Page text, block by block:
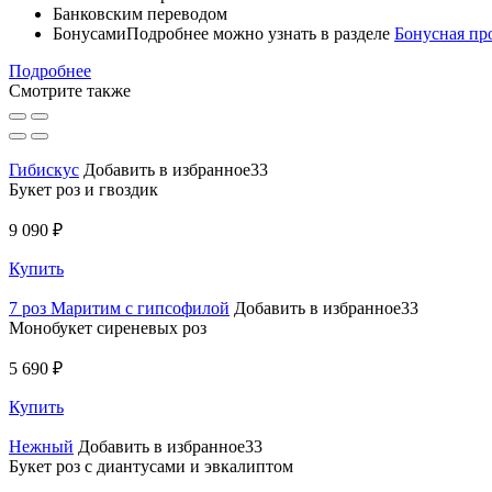
Банковским переводом
БонусамиПодробнее можно узнать в разделе Бонусная
Подробнее
Смотрите также
Гибискус Добавить в избранное33
Букет роз и гвоздик
9 090 ₽
Купить
7 роз Маритим с гипсофилой Добавить в избранное33
Монобукет сиреневых роз
5 690 ₽
Купить
Нежный Добавить в избранное33
Букет роз с диантусами и эвкалиптом